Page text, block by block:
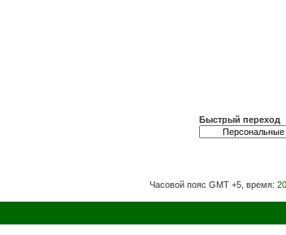
Быстрый переход
Часовой пояс GMT +5, время: